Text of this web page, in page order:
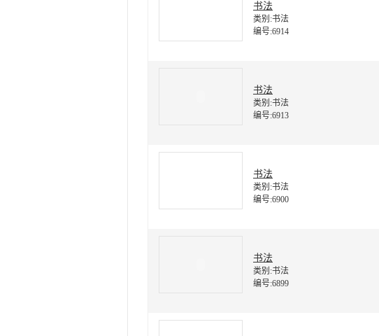
书法
类别:书法
编号:6914
书法
类别:书法
编号:6913
书法
类别:书法
编号:6900
书法
类别:书法
编号:6899